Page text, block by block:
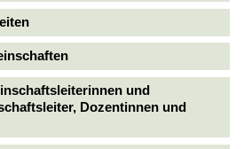
und
Dozentinnen und